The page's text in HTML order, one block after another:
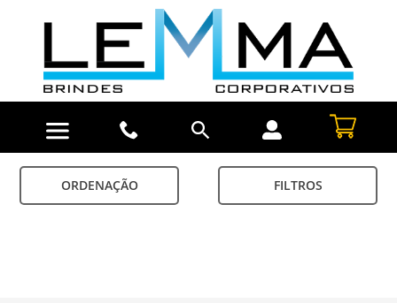
ORDENAÇÃO FILTROS